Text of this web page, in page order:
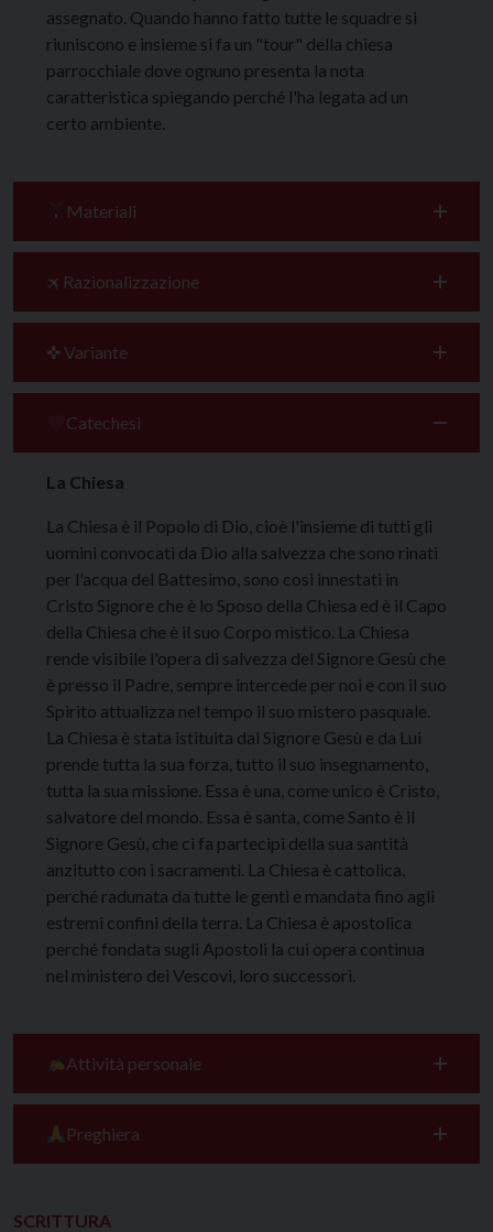
assegnato. Quando hanno fatto tutte le squadre si
riuniscono e insieme si fa un "tour" della chiesa
parrocchiale dove ognuno presenta la nota
caratteristica spiegando perché l'ha legata ad un
certo ambiente.
Materiali
🛪 Razionalizzazione
✜ Variante
Catechesi
La Chiesa
La Chiesa è il Popolo di Dio, cioè l'insieme di tutti gli
uomini convocati da Dio alla salvezza che sono rinati
per l'acqua del Battesimo, sono così innestati in
Cristo Signore che è lo Sposo della Chiesa ed è il Capo
della Chiesa che è il suo Corpo mistico. La Chiesa
rende visibile l'opera di salvezza del Signore Gesù che
è presso il Padre, sempre intercede per noi e con il suo
Spirito attualizza nel tempo il suo mistero pasquale.
La Chiesa è stata istituita dal Signore Gesù e da Lui
prende tutta la sua forza, tutto il suo insegnamento,
tutta la sua missione. Essa è una, come unico è Cristo,
salvatore del mondo. Essa è santa, come Santo è il
Signore Gesù, che ci fa partecipi della sua santità
anzitutto con i sacramenti. La Chiesa è cattolica,
perché radunata da tutte le genti e mandata fino agli
estremi confini della terra. La Chiesa è apostolica
perché fondata sugli Apostoli la cui opera continua
nel ministero dei Vescovi, loro successori.
Attività personale
Preghiera
SCRITTURA